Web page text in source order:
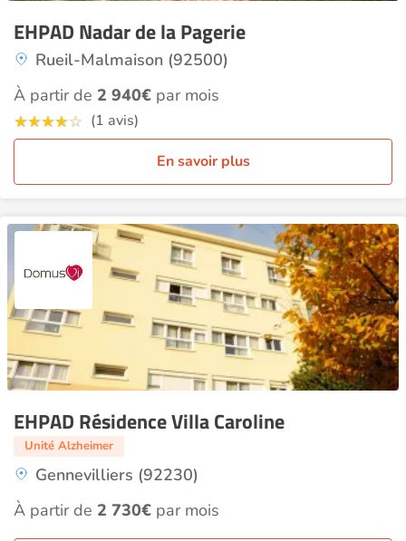
EHPAD Nadar de la Pagerie
Rueil-Malmaison (92500)
À partir de 2 940€ par mois
(1 avis)
En savoir plus
EHPAD Résidence Villa Caroline
Unité Alzheimer
Gennevilliers (92230)
À partir de 2 730€ par mois